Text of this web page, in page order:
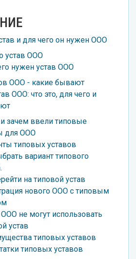
и для чего он нужен ООО
устав ООО
нужен устав ООО
ООО - какие бывают
ООО: что это, для чего и
зачем ввели типовые
для ООО
типовых уставов
вариант типового
на типовой устав
нового ООО с типовым
не могут использовать
устав
типовых уставов
типовых уставов